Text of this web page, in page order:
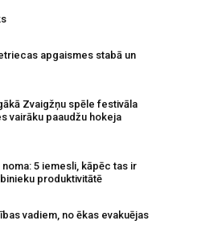
apgaismes stabā un
Zvaigžņu spēle festivāla
vairāku paaudžu hokeja
5 iemesli, kāpēc tas ir
produktivitātē
vadiem, no ēkas evakuējas